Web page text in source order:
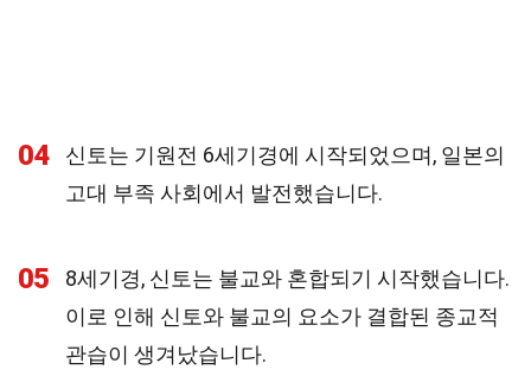
04
신토는 기원전 6세기경에 시작되었으며, 일본의
고대 부족 사회에서 발전했습니다.
05
8세기경, 신토는 불교와 혼합되기 시작했습니다.
이로 인해 신토와 불교의 요소가 결합된 종교적
관습이 생겨났습니다.